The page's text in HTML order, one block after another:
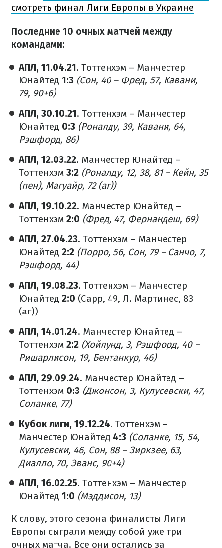
смотреть финал Лиги Европы в Украине
Последние 10 очных матчей между
командами:
АПЛ, 11.04.21. Тоттенхэм – Манчестер
Юнайтед 1:3 (Сон, 40 – Фред, 57, Кавани,
79, 90+6)
АПЛ, 30.10.21. Тоттенхэм – Манчестер
Юнайтед 0:3 (Роналду, 39, Кавани, 64,
Рэшфорд, 86)
АПЛ, 12.03.22. Манчестер Юнайтед –
Тоттенхэм 3:2 (Роналду, 12, 38, 81 – Кейн, 35
(пен), Магуайр, 72 (аг))
АПЛ, 19.10.22. Манчестер Юнайтед –
Тоттенхэм 2:0 (Фред, 47, Фернандеш, 69)
АПЛ, 27.04.23. Тоттенхэм – Манчестер
Юнайтед 2:2 (Порро, 56, Сон, 79 – Санчо, 7,
Рэшфорд, 44)
АПЛ, 19.08.23. Тоттенхэм – Манчестер
Юнайтед 2:0 (Сарр, 49, Л. Мартинес, 83
(аг))
АПЛ, 14.01.24. Манчестер Юнайтед –
Тоттенхэм 2:2 (Хойлунд, 3, Рэшфорд, 40 –
Ришарлисон, 19, Бентанкур, 46)
АПЛ, 29.09.24. Манчестер Юнайтед –
Тоттенхэм 0:3 (Джонсон, 3, Кулусевски, 47,
Соланке, 77)
Кубок лиги, 19.12.24. Тоттенхэм –
Манчестер Юнайтед 4:3 (Соланке, 15, 54,
Кулусевски, 46, Сон, 88 – Зиркзее, 63,
Диалло, 70, Эванс, 90+4)
АПЛ, 16.02.25. Тоттенхэм – Манчестер
Юнайтед 1:0 (Мэддисон, 13)
К слову, этого сезона финалисты Лиги
Европы сыграли между собой уже три
очных матча. Все они остались за